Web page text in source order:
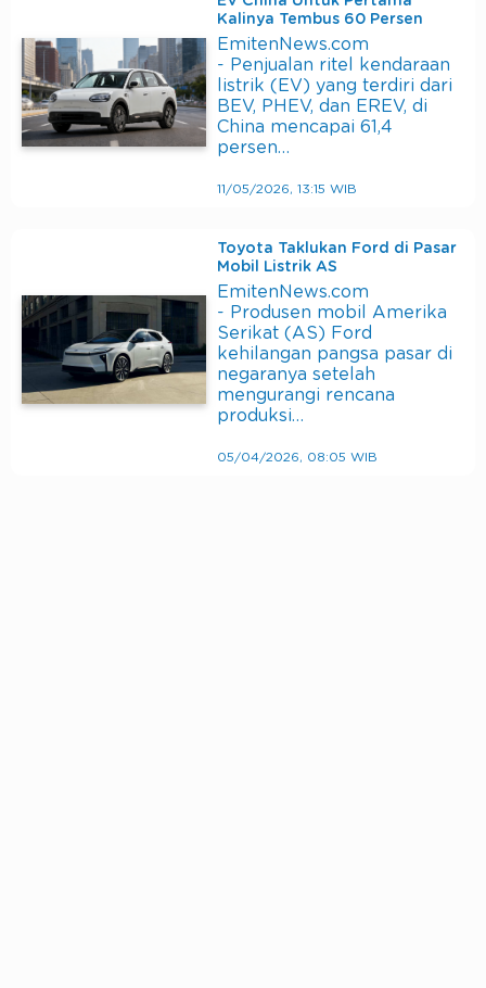
Kalinya Tembus 60 Persen
EmitenNews.com
- Penjualan ritel kendaraan
listrik (EV) yang terdiri dari
BEV, PHEV, dan EREV, di
China mencapai 61,4
persen…
11/05/2026, 13:15 WIB
Toyota Taklukan Ford di Pasar
Mobil Listrik AS
EmitenNews.com
- Produsen mobil Amerika
Serikat (AS) Ford
kehilangan pangsa pasar di
negaranya setelah
mengurangi rencana
produksi…
05/04/2026, 08:05 WIB